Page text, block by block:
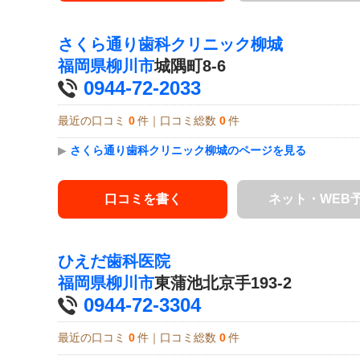
さくら通り歯科クリニック柳城
福岡県柳川市城隅町8-6
0944-72-2033
最近の口コミ 0 件｜口コミ総数 0 件
▶ さくら通り歯科クリニック柳城のページを見る
口コミを書く ネット・WEB
ひえだ歯科医院
福岡県柳川市東蒲池北京手193-2
0944-72-3304
最近の口コミ 0 件｜口コミ総数 0 件